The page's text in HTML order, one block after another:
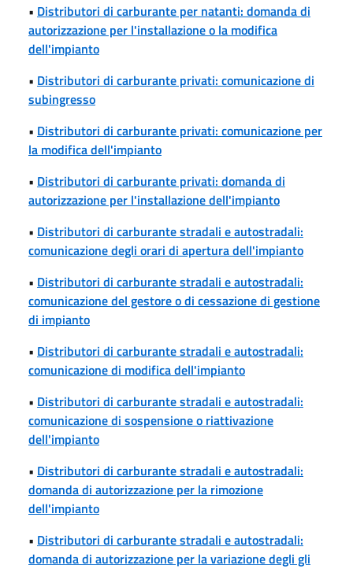
• Distributori di carburante per natanti: domanda di
autorizzazione per l'installazione o la modifica
dell'impianto
• Distributori di carburante privati: comunicazione di
subingresso
• Distributori di carburante privati: comunicazione per
la modifica dell'impianto
• Distributori di carburante privati: domanda di
autorizzazione per l'installazione dell'impianto
• Distributori di carburante stradali e autostradali:
comunicazione degli orari di apertura dell'impianto
• Distributori di carburante stradali e autostradali:
comunicazione del gestore o di cessazione di gestione
di impianto
• Distributori di carburante stradali e autostradali:
comunicazione di modifica dell'impianto
• Distributori di carburante stradali e autostradali:
comunicazione di sospensione o riattivazione
dell'impianto
• Distributori di carburante stradali e autostradali:
domanda di autorizzazione per la rimozione
dell'impianto
• Distributori di carburante stradali e autostradali:
domanda di autorizzazione per la variazione degli gli